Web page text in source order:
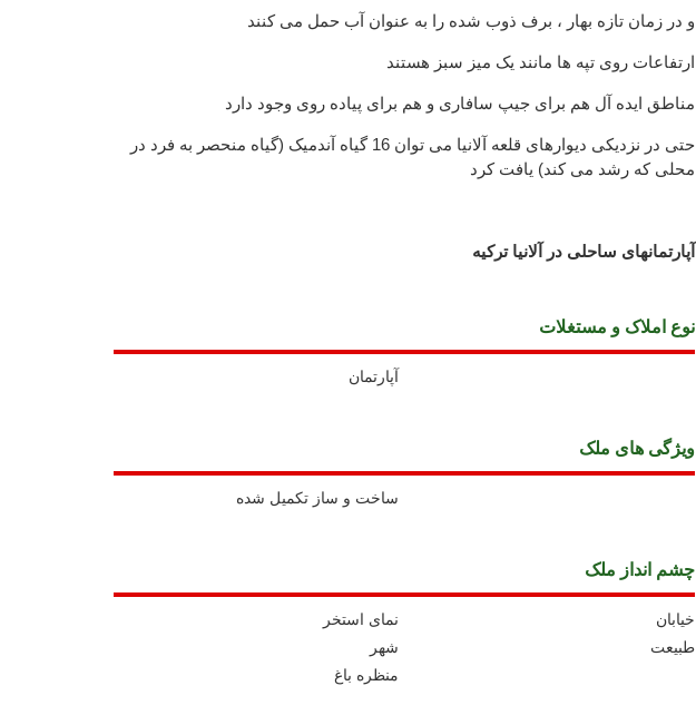
و در زمان تازه بهار ، برف ذوب شده را به عنوان آب حمل می کنند
ارتفاعات روی تپه ها مانند یک میز سبز هستند
مناطق ایده آل هم برای جیپ سافاری و هم برای پیاده روی وجود دارد
حتی در نزدیکی دیوارهای قلعه آلانیا می توان 16 گیاه آندمیک (گیاه منحصر به فرد در
محلی که رشد می کند) یافت کرد
آپارتمانهای ساحلی در آلانیا ترکیه
نوع املاک و مستغلات
آپارتمان
ويژگی های ملک
ساخت و ساز تکمیل شده
چشم انداز ملک
نمای استخر
خیابان
شهر
طبیعت
منظره باغ